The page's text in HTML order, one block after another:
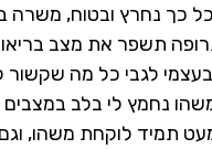
כך נחרץ ובטוח, משרה
תשפר את מצב
לגבי כל מה
נחמץ לי בלב במצבים
תמיד לוקחת משהו,